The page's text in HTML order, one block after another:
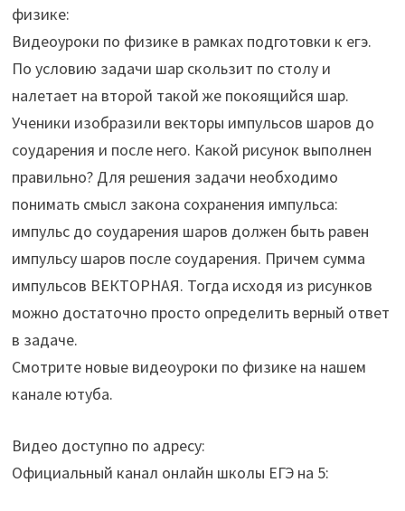
физике:
Видеоуроки по физике в рамках подготовки к егэ.
По условию задачи шар скользит по столу и
налетает на второй такой же покоящийся шар.
Ученики изобразили векторы импульсов шаров до
соударения и после него. Какой рисунок выполнен
правильно? Для решения задачи необходимо
понимать смысл закона сохранения импульса:
импульс до соударения шаров должен быть равен
импульсу шаров после соударения. Причем сумма
импульсов ВЕКТОРНАЯ. Тогда исходя из рисунков
можно достаточно просто определить верный ответ
в задаче.
Смотрите новые видеоуроки по физике на нашем
канале ютуба.
Видео доступно по адресу:
Официальный канал онлайн школы ЕГЭ на 5: